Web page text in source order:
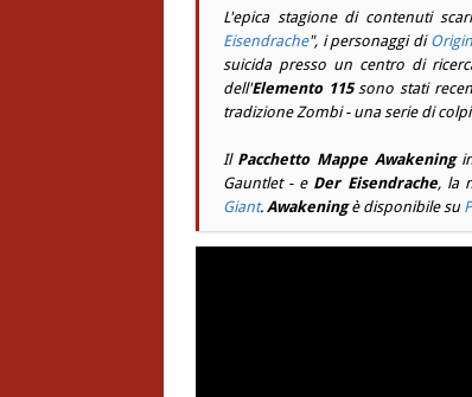
L'epica stagione di contenuti
Eisendrache", i personaggi di
suicida presso un centro di
dell'Elemento 115sono stati
tradizione Zombi - una serie di
Il Pacchetto Mappe Awakening
Gauntlet- e Der Eisendrache, la
Giant. Awakeningè disponibile su